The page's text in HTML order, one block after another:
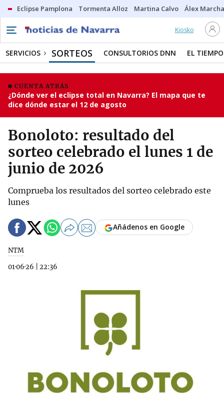
Eclipse Pamplona Tormenta Alloz Martina Calvo Álex
Kiosko
SERVICIOS SORTEOS CONSULTORIOS DNN EL TIEMPO
CUENTA ATRÁS
¿Dónde ver el eclipse total en Navarra? El mapa que te
dice dónde estar el 12 de agosto
Bonoloto: resultado del
sorteo celebrado el lunes 1 de
junio de 2026
Comprueba los resultados del sorteo celebrado este
lunes
NTM
01·06·26
22:36
Añádenos en Google